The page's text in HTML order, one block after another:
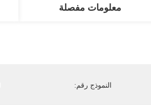
معلومات مفصلة
النموذج رقم: